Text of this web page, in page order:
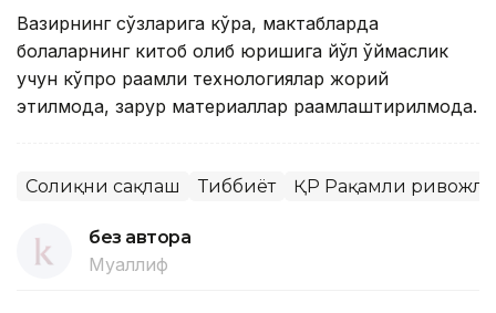
Вазирнинг сўзларига кўра, мактабларда
болаларнинг китоб олиб юришига йўл қўймаслик
учун кўпроқ рақамли технологиялар жорий
этилмоқда, зарур материаллар рақамлаштирилмоқда.
Соғлиқни сақлаш Тиббиёт ҚР Рақамли
без автора
Муаллиф